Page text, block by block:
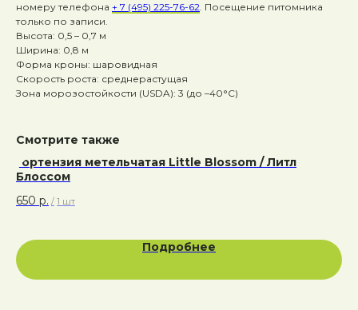
номеру телефона + 7 (495) 225-76-62. Посещение питомника
только по записи.
Высота: 0,5 – 0,7 м
Ширина: 0,8 м
Форма кроны: шаровидная
Скорость роста: среднерастущая
Зона морозостойкости (USDA): 3 (до –40°C)
Смотрите также
Гортензия метельчатая Little Blossom / Литл
Блоссом
650 р. / 1 шт
Подробнее